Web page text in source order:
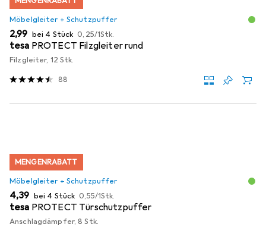
Möbelgleiter + Schutzpuffer
EUR
2,99 bei 4 Stück EUR
0,25/1Stk.
tesa PROTECT Filzgleiter rund
Filzgleiter, 12 Stk.
88
MENGENRABATT
Möbelgleiter + Schutzpuffer
EUR
4,39 bei 4 Stück EUR
0,55/1Stk.
tesa PROTECT Türschutzpuffer
Anschlagdämpfer, 8 Stk.